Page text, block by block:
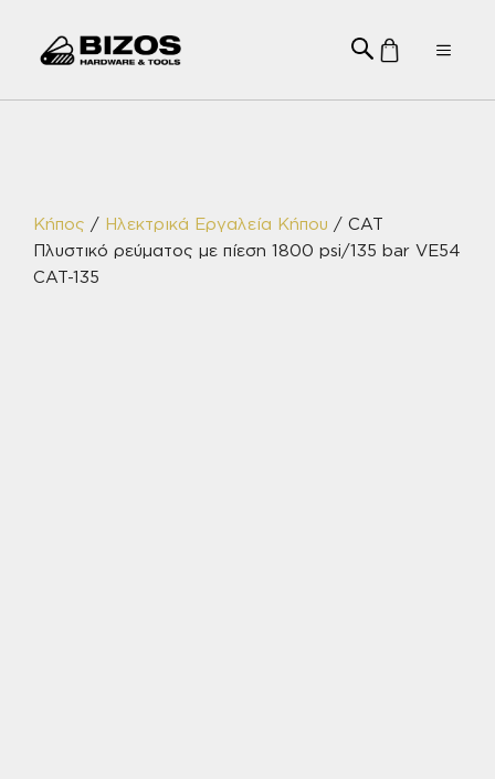
Menu
Κήπος / Ηλεκτρικά Εργαλεία Κήπου / CAT
Πλυστικό ρεύματος με πίεση 1800 psi/135 bar VE54
CAT-135